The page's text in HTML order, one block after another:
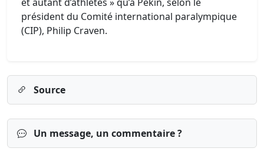
président du Comité international paralympique
(CIP), Philip Craven.
Source
Un message, un commentaire ?